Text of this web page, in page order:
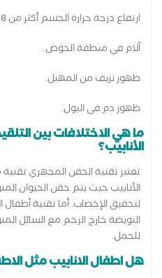
ارتفاع درجة حرارة الجسم أكثر من 38 درجة.
آلام في منطقة الحوض.
ظهور نزيف من المهبل.
ظهور دم في البول.
ما هي الاختلافات بين
الأنابيب؟
تعتبر تقنية الحقن المجهري
الأنابيب حيث يتم حقن الحيوان
لتحقيق الإخصاب. أما تقنية
البويضة خارج الرحم مع السائل
للحمل.
هل اطفال الانابيب مثل